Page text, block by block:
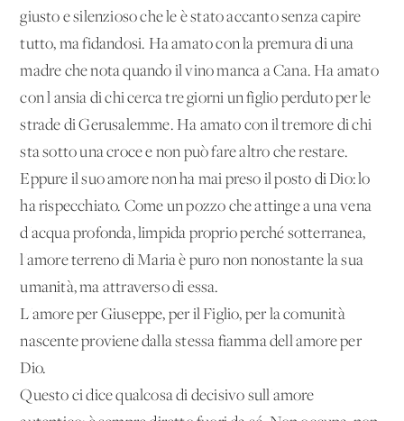
giusto e silenzioso che le è stato accanto senza capire
tutto, ma fidandosi. Ha amato con la premura di una
madre che nota quando il vino manca a Cana. Ha amato
con l'ansia di chi cerca tre giorni un figlio perduto per le
strade di Gerusalemme. Ha amato con il tremore di chi
sta sotto una croce e non può fare altro che restare.
Eppure il suo amore non ha mai preso il posto di Dio: lo
ha rispecchiato. Come un pozzo che attinge a una vena
d'acqua profonda, limpida proprio perché sotterranea,
l'amore terreno di Maria è puro non nonostante la sua
umanità, ma attraverso di essa.
L'amore per Giuseppe, per il Figlio, per la comunità
nascente proviene dalla stessa fiamma dell'amore per
Dio.
Questo ci dice qualcosa di decisivo sull'amore